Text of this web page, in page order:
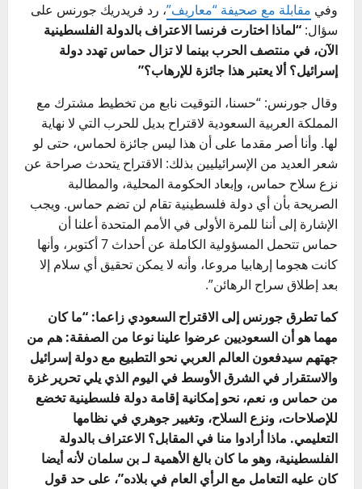
وفي مقابلة مع صحيفة “معاريف”، رد فريدريك جورنس على
سؤال: “لماذا اختارت فرنسا الاعتراف بالدولة الفلسطينية
الآن، في منتصف الحرب بينما لا تزال حماس تهدد دولة
إسرائيل؟ ألا يعتبر هذا جائزة للإرهاب؟”
وقال جورنس: “حسنا، التوقيت نابع من تخطيط مشترك مع
المملكة العربية السعودية لاقتراح بديل للحرب التي لا نهاية
لها. وأنا أصر مقدما على أن هذا ليس جائزة لحماس، حتى لو
شعر العديد من الإسرائيليين بذلك: الاقتراح يتحدث صراحة عن
نزع سلاح حماس، وإبعاد الحكومة المحلية، والمطالبة
الصريحة بأن أي دولة فلسطينية تقام لن تضم حماس. ويجب
الإشارة إلى أننا للمرة الأولى في الأمم المتحدة أعلنا أن
حماس تتحمل المسؤولية الكاملة عن أحداث 7 أكتوبر، وأنها
كانت هجوما إرهابيا مروعا، وأنه لا يمكن تحقيق أي سلام إلا
بعد إطلاق سراح الرهائن”.
كما تطرق جورنس إلى الاقتراح السعودي زاعما: “ما كان
مهما هو أن السعوديين عرضوا علينا نوعا من الصفقة: هم من
جهتهم سيدفعون العالم العربي نحو التطبيع مع دولة إسرائيل
والاستقرار في الشرق الأوسط في اليوم الذي يلي تحرير غزة
من حماس و، نعم، نحو إمكانية إقامة دولة فلسطينية تخضع
للإصلاحات، ونزع السلاح، وتغيير جوهري في نظامها
التعليمي. ماذا أرادوا منا في المقابل؟ الاعتراف بالدولة
الفلسطينية، وهو ما كان بالغ الأهمية لـ بن سلمان لأنه أيضا
كان عليه التعامل مع الرأي العام في بلاده”، على حد قول